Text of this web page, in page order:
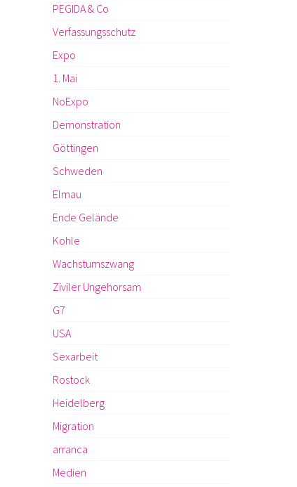
PEGIDA & Co
Verfassungsschutz
Expo
1. Mai
NoExpo
Demonstration
Göttingen
Schweden
Elmau
Ende Gelände
Kohle
Wachstumszwang
Ziviler Ungehorsam
G7
USA
Sexarbeit
Rostock
Heidelberg
Migration
arranca
Medien